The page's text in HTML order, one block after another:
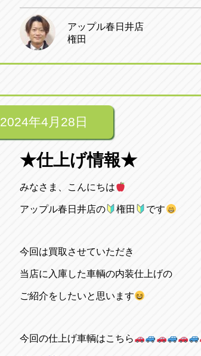
アップル春日井店
権田
2024年4月28日
★仕上げ情報★
みなさま、こんにちは
アップル春日井店の 権田 です
今回は買取させていただき
当店に入庫した車輌の内装仕上げの
ご紹介をしたいと思います
今回の仕上げ車輌はこちら